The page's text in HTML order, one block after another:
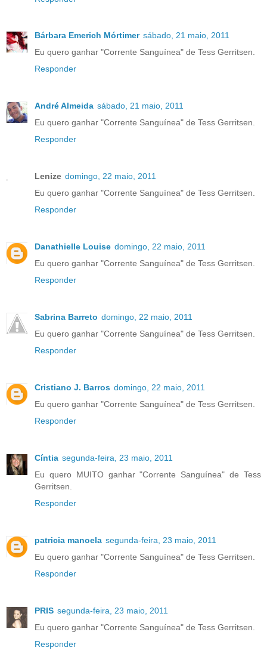
Bárbara Emerich Mórtimer sábado, 21 maio, 2011
Eu quero ganhar "Corrente Sanguínea" de Tess Gerritsen.
Responder
André Almeida sábado, 21 maio, 2011
Eu quero ganhar "Corrente Sanguínea" de Tess Gerritsen.
Responder
Lenize domingo, 22 maio, 2011
Eu quero ganhar "Corrente Sanguínea" de Tess Gerritsen.
Responder
Danathielle Louise domingo, 22 maio, 2011
Eu quero ganhar "Corrente Sanguínea" de Tess Gerritsen.
Responder
Sabrina Barreto domingo, 22 maio, 2011
Eu quero ganhar "Corrente Sanguínea" de Tess Gerritsen.
Responder
Cristiano J. Barros domingo, 22 maio, 2011
Eu quero ganhar "Corrente Sanguínea" de Tess Gerritsen.
Responder
Cíntia segunda-feira, 23 maio, 2011
Eu quero MUITO ganhar "Corrente Sanguínea" de Tess
Gerritsen.
Responder
patricia manoela segunda-feira, 23 maio, 2011
Eu quero ganhar "Corrente Sanguínea" de Tess Gerritsen.
Responder
PRIS segunda-feira, 23 maio, 2011
Eu quero ganhar "Corrente Sanguínea" de Tess Gerritsen.
Responder